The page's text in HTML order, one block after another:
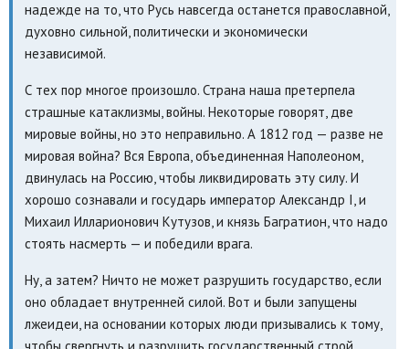
надежде на то, что Русь навсегда останется православной,
духовно сильной, политически и экономически
независимой.
С тех пор многое произошло. Страна наша претерпела
страшные катаклизмы, войны. Некоторые говорят, две
мировые войны, но это неправильно. А 1812 год — разве не
мировая война? Вся Европа, объединенная Наполеоном,
двинулась на Россию, чтобы ликвидировать эту силу. И
хорошо сознавали и государь император Александр I, и
Михаил Илларионович Кутузов, и князь Багратион, что надо
стоять насмерть — и победили врага.
Ну, а затем? Ничто не может разрушить государство, если
оно обладает внутренней силой. Вот и были запущены
лжеидеи, на основании которых люди призывались к тому,